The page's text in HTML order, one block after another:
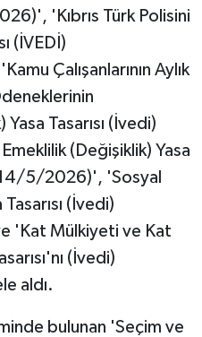
'Kıbrıs Türk Polisini
(İVEDİ)
Çalışanlarının Aylık
Tasarısı (İvedi)
(Değişiklik) Yasa
5/2026)', 'Sosyal
(İvedi)
'Kat Mülkiyeti ve Kat
(İvedi)
aldı.
bulunan 'Seçim ve